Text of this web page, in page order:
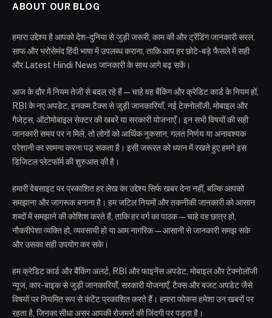
ABOUT OUR BLOG
हमारा उद्देश्य है आपको देश-दुनिया से जुड़ी जरूरी, काम की और ट्रेंडिंग जानकारी सरल,
साफ और भरोसेमंद हिंदी भाषा में उपलब्ध कराना, ताकि आप हर छोटे-बड़े फैसले में सही
और Latest Hindi News जानकारी के साथ आगे बढ़ सकें।
आज के दौर में नियम तेजी से बदल रहे हैं—चाहे वह बैंकिंग और क्रेडिट कार्ड के नियम हों,
RBI के नए अपडेट, इनकम टैक्स से जुड़ी जानकारियाँ, नई टेक्नोलॉजी, मोबाइल और
गैजेट्स, ऑटोमोबाइल सेक्टर की खबरें या सरकारी योजनाएँ। इन सभी विषयों की सही
जानकारी समय पर न मिले, तो लोगों को आर्थिक नुकसान, गलत निर्णय या अनावश्यक
परेशानी का सामना करना पड़ सकता है। इसी जरूरत को ध्यान में रखते हुए हमने इस
डिजिटल प्लेटफॉर्म की शुरुआत की है।
हमारी वेबसाइट पर प्रकाशित हर लेख का उद्देश्य सिर्फ खबर देना नहीं, बल्कि आपको
समझाना और जागरूक बनाना है। हम जटिल नियमों और तकनीकी जानकारी को आसान
शब्दों में समझाने की कोशिश करते हैं, ताकि हर वर्ग का पाठक—चाहे वह छात्र हो,
नौकरीपेशा व्यक्ति हो, व्यवसायी हो या आम नागरिक—आसानी से जानकारी समझ सके
और उसका सही उपयोग कर सके।
हम क्रेडिट कार्ड और बैंकिंग अलर्ट, RBI और फाइनेंस अपडेट, मोबाइल और टेक्नोलॉजी
न्यूज, कार-बाइक से जुड़ी जानकारियाँ, सरकारी योजनाएँ, टैक्स और बजट अपडेट जैसे
विषयों पर नियमित रूप से कंटेंट प्रकाशित करते हैं। हमारा फोकस हमेशा उन खबरों पर
रहता है, जिनका सीधा असर आपकी रोजमर्रा की जिंदगी पर पड़ता है।